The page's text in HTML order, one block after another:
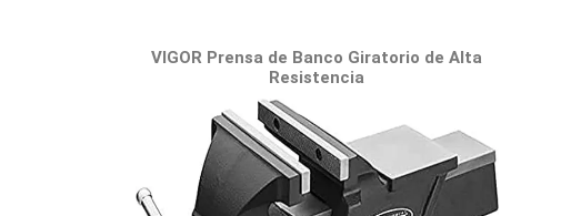
VIGOR Prensa de Banco Giratorio de Alta
Resistencia